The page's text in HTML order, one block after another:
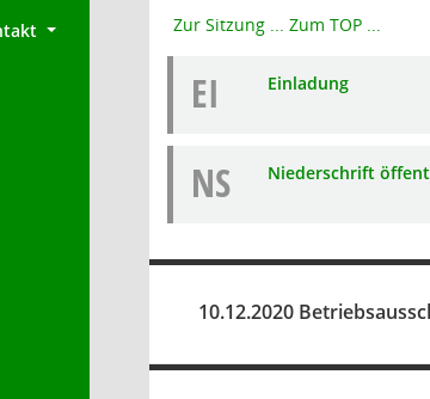
Zur Sitzung ... Zum TOP ...
EI Einladung
NS Niederschrift
10.12.2020